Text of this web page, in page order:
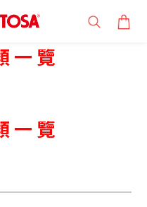
一 覽
一 覽